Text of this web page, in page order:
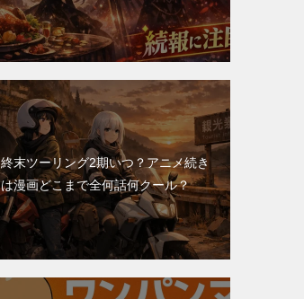
終末ツーリング2期いつ？アニメ続き
は漫画どこまで全何話何クール？